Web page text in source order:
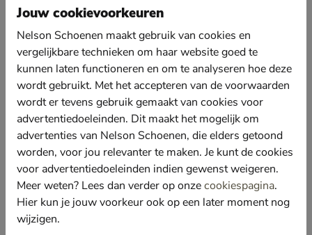
Deze vegan veterboot van Buffalo combineert
comfort en stijl met zijn coole mix van verschillende
materialen en zijn stevige platformzool.
Gemaakt van imitatieleer met textielen zijpanelen. De
stoere riemen geven de boot een echte combat stijl.
De rits maakt het aantrekken snel en makkelijk.
Gevoerd met zacht textiel dat zacht aanvoelt en de
voeten heerlijk warm houdt in de frissere maanden.
Voorzien van een foam-voetbed met extra verdikking
onder de hiel voor optimale demping en comfort. De
perforaties in het voetbed zorgen voor een snelle
vocht- en warmteafvoer.
De chunky grove profielzool geeft deze boot goede
grip en een stoere look.
Jouw cookievoorkeuren
Nelson Schoenen maakt gebruik van cookies en
vergelijkbare technieken om haar website goed te
kunnen laten functioneren en om te analyseren hoe deze
wordt gebruikt. Met het accepteren van de voorwaarden
wordt er tevens gebruik gemaakt van cookies voor
advertentiedoeleinden. Dit maakt het mogelijk om
advertenties van Nelson Schoenen, die elders getoond
worden, voor jou relevanter te maken. Je kunt de cookies
voor advertentiedoeleinden indien gewenst weigeren.
Meer weten? Lees dan verder op onzecookiespagina.
Hier kun je jouw voorkeur ook op een later moment nog
wijzigen.